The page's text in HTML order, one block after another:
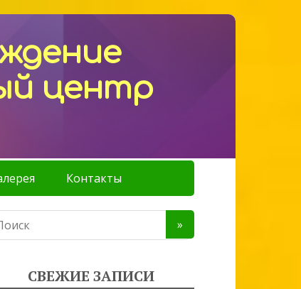
центр
Контакты
СВЕЖИЕ ЗАПИСИ